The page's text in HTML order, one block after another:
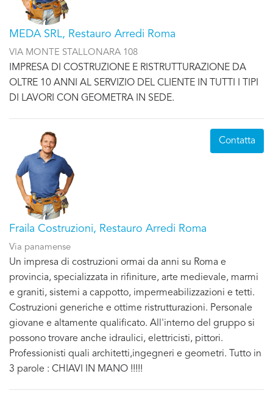
MEDA SRL, Restauro Arredi Roma
VIA MONTE STALLONARA 108
IMPRESA DI COSTRUZIONE E RISTRUTTURAZIONE DA
OLTRE 10 ANNI AL SERVIZIO DEL CLIENTE IN TUTTI I TIPI
DI LAVORI CON GEOMETRA IN SEDE.
Fraila Costruzioni, Restauro Arredi Roma
Via panamense
Un impresa di costruzioni ormai da anni su Roma e
provincia, specializzata in rifiniture, arte medievale, marmi
e graniti, sistemi a cappotto, impermeabilizzazioni e tetti.
Costruzioni generiche e ottime ristrutturazioni. Personale
giovane e altamente qualificato. All'interno del gruppo si
possono trovare anche idraulici, elettricisti, pittori.
Professionisti quali architetti,ingegneri e geometri. Tutto in
3 parole : CHIAVI IN MANO !!!!!
Contatta